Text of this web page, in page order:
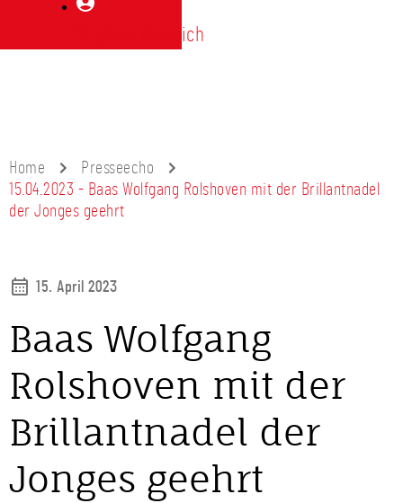
Mitgliederbereich
Home
Presseecho
15.04.2023 - Baas Wolfgang Rolshoven mit der Brillantnadel
der Jonges geehrt
15. April 2023
Baas Wolfgang
Rolshoven mit der
Brillantnadel der
Jonges geehrt